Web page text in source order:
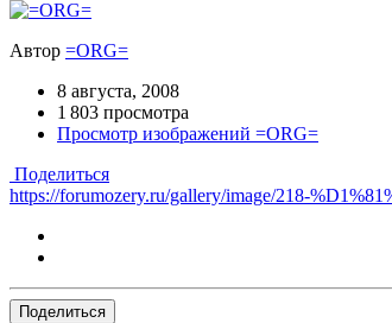
Автор =ORG=
8 августа, 2008
1 803 просмотра
Просмотр изображений =ORG=
Поделиться
https://forumozery.ru/gallery/image/218-
Поделиться